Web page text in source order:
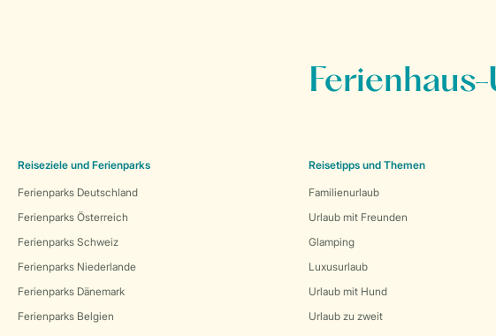
Reiseziele und Ferienparks
Ferienparks Deutschland
Ferienparks Österreich
Ferienparks Schweiz
Ferienparks Niederlande
Ferienparks Dänemark
Ferienparks Belgien
Reisetipps und Themen
Familienurlaub
Urlaub mit Freunden
Glamping
Luxusurlaub
Urlaub mit Hund
Urlaub zu zweit